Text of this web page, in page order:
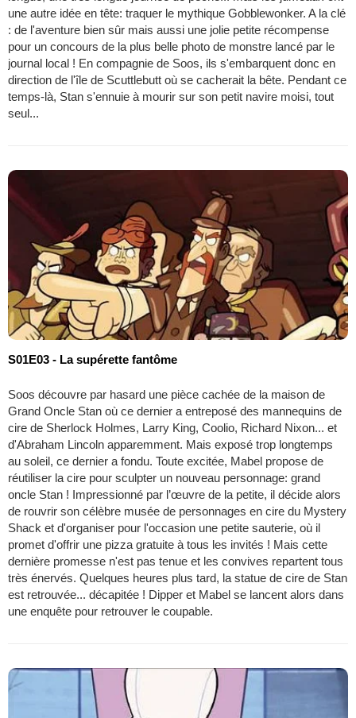
une autre idée en tête: traquer le mythique Gobblewonker. A la clé
: de l'aventure bien sûr mais aussi une jolie petite récompense
pour un concours de la plus belle photo de monstre lancé par le
journal local ! En compagnie de Soos, ils s'embarquent donc en
direction de l'île de Scuttlebutt où se cacherait la bête. Pendant ce
temps-là, Stan s'ennuie à mourir sur son petit navire moisi, tout
seul...
S01E03 - La supérette fantôme
Soos découvre par hasard une pièce cachée de la maison de
Grand Oncle Stan où ce dernier a entreposé des mannequins de
cire de Sherlock Holmes, Larry King, Coolio, Richard Nixon... et
d'Abraham Lincoln apparemment. Mais exposé trop longtemps
au soleil, ce dernier a fondu. Toute excitée, Mabel propose de
réutiliser la cire pour sculpter un nouveau personnage: grand
oncle Stan ! Impressionné par l’œuvre de la petite, il décide alors
de rouvrir son célèbre musée de personnages en cire du Mystery
Shack et d'organiser pour l'occasion une petite sauterie, où il
promet d'offrir une pizza gratuite à tous les invités ! Mais cette
dernière promesse n'est pas tenue et les convives repartent tous
très énervés. Quelques heures plus tard, la statue de cire de Stan
est retrouvée... décapitée ! Dipper et Mabel se lancent alors dans
une enquête pour retrouver le coupable.